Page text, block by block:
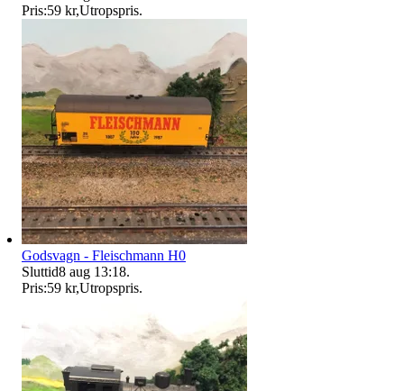
Pris:59 kr,Utropspris.
Godsvagn - Fleischmann H0
Sluttid8 aug 13:18.
Pris:59 kr,Utropspris.